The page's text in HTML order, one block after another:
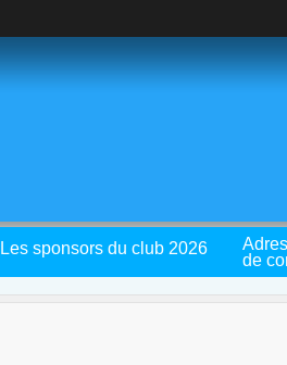
Les sponsors du club 2026
de